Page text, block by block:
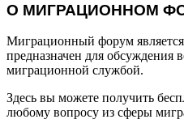
О МИГРАЦИОННОМ
Миграционный форум
предназначен для обсуждения
миграционной службой.
Здесь вы можете получить
любому вопросу из сферы